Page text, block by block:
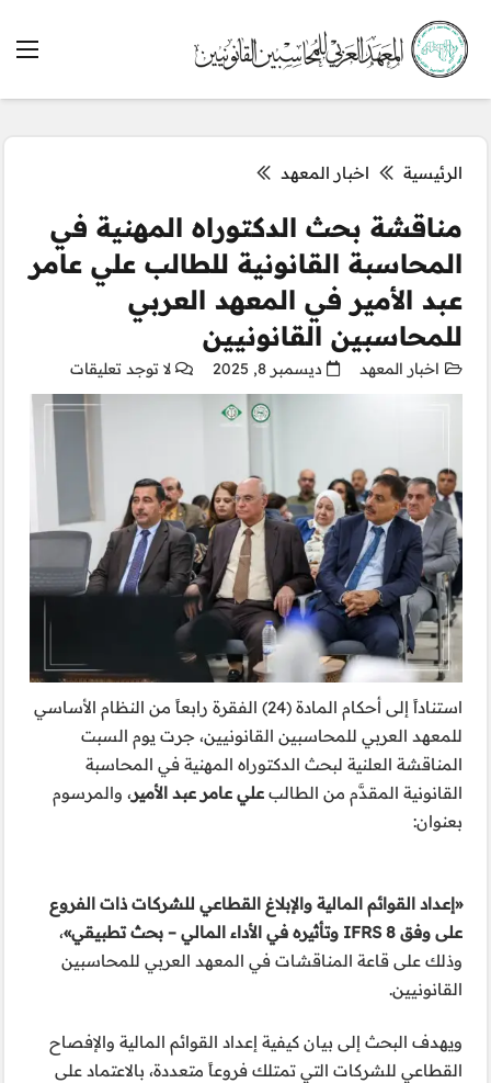
الرئيسية اخبار المعهد
مناقشة بحث الدكتوراه المهنية في
المحاسبة القانونية للطالب علي عامر
عبد الأمير في المعهد العربي
للمحاسبين القانونيين
اخبار المعهد ديسمبر 8, 2025 لا توجد تعليقات
استناداً إلى أحكام المادة (24) الفقرة رابعاً من النظام الأساسي
للمعهد العربي للمحاسبين القانونيين، جرت يوم السبت
المناقشة العلنية لبحث الدكتوراه المهنية في المحاسبة
القانونية المقدَّم من الطالبعلي عامر عبد الأمير، والمرسوم
بعنوان:
«إعداد القوائم المالية والإبلاغ القطاعي للشركات ذات الفروع
على وفق IFRS 8 وتأثيره في الأداء المالي – بحث تطبيقي»
،
وذلك على قاعة المناقشات في المعهد العربي للمحاسبين
القانونيين.
ويهدف البحث إلى بيان كيفية إعداد القوائم المالية والإفصاح
القطاعي للشركات التي تمتلك فروعاً متعددة، بالاعتماد على